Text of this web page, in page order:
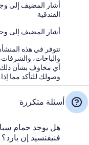
أشار المضيف إلى
الفندقية
أشار المضيف إلى
تتوفر في هذه
والباحات،
أي مخاوف بشأن ذلك،
وصولك للتأكد مما
أسئلة متكررة
فنيفنسيد إن يارد؟